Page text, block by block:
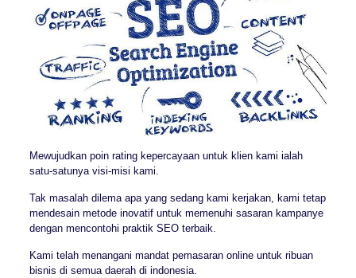
Mewujudkan poin rating kepercayaan untuk klien kami ialah
satu-satunya visi-misi kami.
Tak masalah dilema apa yang sedang kami kerjakan, kami tetap
mendesain metode inovatif untuk memenuhi sasaran kampanye
dengan mencontohi praktik SEO terbaik.
Kami telah menangani mandat pemasaran online untuk ribuan
bisnis di semua daerah di indonesia.